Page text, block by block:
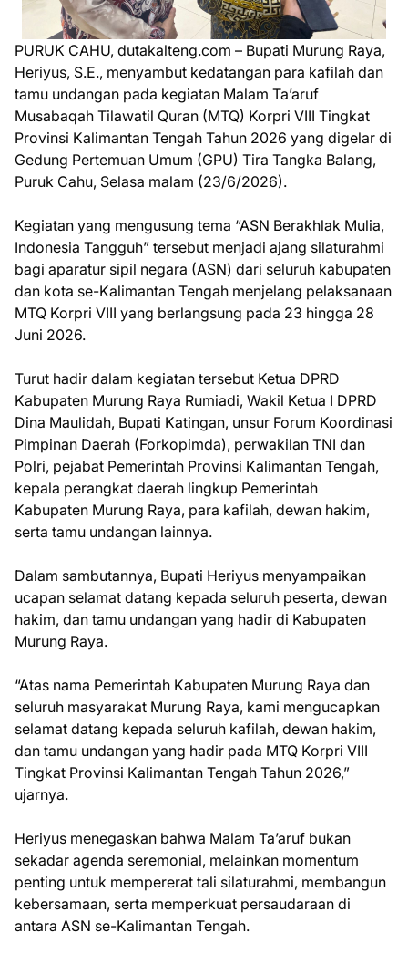
PURUK CAHU, dutakalteng.com – Bupati Murung Raya,
Heriyus, S.E., menyambut kedatangan para kafilah dan
tamu undangan pada kegiatan Malam Ta’aruf
Musabaqah Tilawatil Quran (MTQ) Korpri VIII Tingkat
Provinsi Kalimantan Tengah Tahun 2026 yang digelar di
Gedung Pertemuan Umum (GPU) Tira Tangka Balang,
Puruk Cahu, Selasa malam (23/6/2026).
Kegiatan yang mengusung tema “ASN Berakhlak Mulia,
Indonesia Tangguh” tersebut menjadi ajang silaturahmi
bagi aparatur sipil negara (ASN) dari seluruh kabupaten
dan kota se-Kalimantan Tengah menjelang pelaksanaan
MTQ Korpri VIII yang berlangsung pada 23 hingga 28
Juni 2026.
Turut hadir dalam kegiatan tersebut Ketua DPRD
Kabupaten Murung Raya Rumiadi, Wakil Ketua I DPRD
Dina Maulidah, Bupati Katingan, unsur Forum Koordinasi
Pimpinan Daerah (Forkopimda), perwakilan TNI dan
Polri, pejabat Pemerintah Provinsi Kalimantan Tengah,
kepala perangkat daerah lingkup Pemerintah
Kabupaten Murung Raya, para kafilah, dewan hakim,
serta tamu undangan lainnya.
Dalam sambutannya, Bupati Heriyus menyampaikan
ucapan selamat datang kepada seluruh peserta, dewan
hakim, dan tamu undangan yang hadir di Kabupaten
Murung Raya.
“Atas nama Pemerintah Kabupaten Murung Raya dan
seluruh masyarakat Murung Raya, kami mengucapkan
selamat datang kepada seluruh kafilah, dewan hakim,
dan tamu undangan yang hadir pada MTQ Korpri VIII
Tingkat Provinsi Kalimantan Tengah Tahun 2026,”
ujarnya.
Heriyus menegaskan bahwa Malam Ta’aruf bukan
sekadar agenda seremonial, melainkan momentum
penting untuk mempererat tali silaturahmi, membangun
kebersamaan, serta memperkuat persaudaraan di
antara ASN se-Kalimantan Tengah.